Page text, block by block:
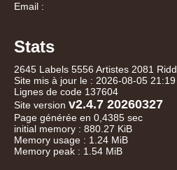
Email :
Stats
2645 Labels 5556 Artistes 2081
Site mis à jour le : 2026-08-05 21:19
Lignes de code 137604
Site version v2.4.7 20260327
Page générée en 0,4385 sec
initial memory : 880.27 KiB
Memory usage : 1.24 MiB
Memory peak : 1.54 MiB